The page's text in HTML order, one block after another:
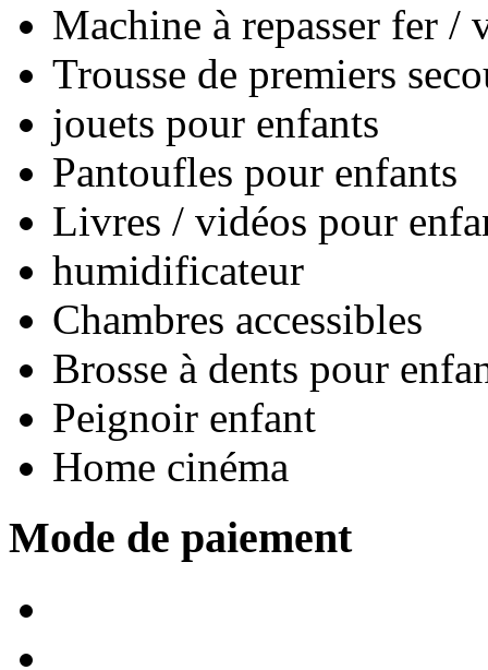
Machine à repasser fer /
Trousse de premiers
jouets pour enfants
Pantoufles pour enfants
Livres / vidéos pour
humidificateur
Chambres accessibles
Brosse à dents pour
Peignoir enfant
Home cinéma
Mode de paiement